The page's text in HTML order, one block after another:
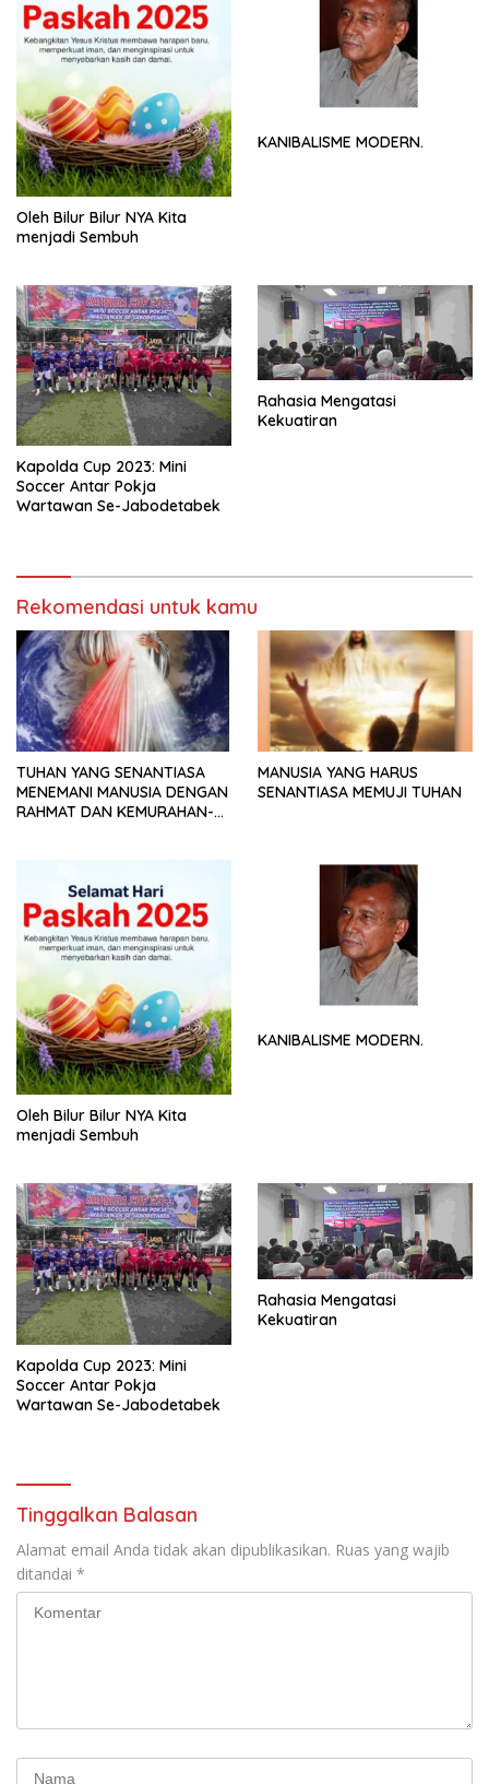
Oleh Bilur Bilur NYA Kita
menjadi Sembuh
KANIBALISME MODERN.
Kapolda Cup 2023: Mini
Soccer Antar Pokja
Wartawan Se-Jabodetabek
Rahasia Mengatasi
Kekuatiran
Rekomendasi untuk kamu
TUHAN YANG SENANTIASA
MENEMANI MANUSIA DENGAN
RAHMAT DAN KEMURAHAN-
MANUSIA YANG HARUS
SENANTIASA MEMUJI TUHAN
Oleh Bilur Bilur NYA Kita
menjadi Sembuh
KANIBALISME MODERN.
Kapolda Cup 2023: Mini
Soccer Antar Pokja
Wartawan Se-Jabodetabek
Rahasia Mengatasi
Kekuatiran
Tinggalkan Balasan
Alamat email Anda tidak akan dipublikasikan. Ruas yang wajib
ditandai *